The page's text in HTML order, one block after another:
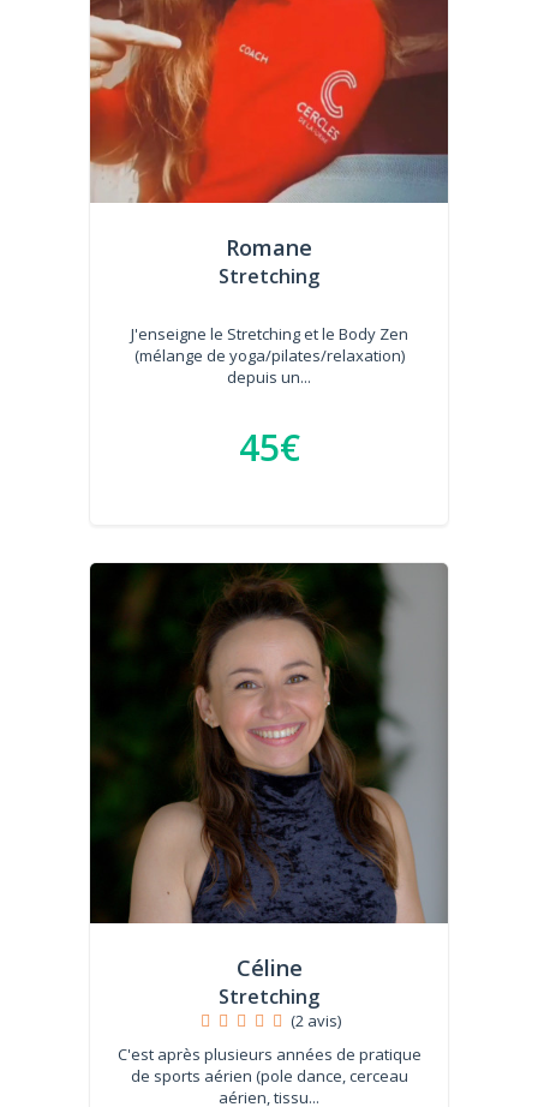
Romane
Stretching
J'enseigne le Stretching et le Body Zen
(mélange de yoga/pilates/relaxation)
depuis un...
45€
Céline
Stretching
(2 avis)
C'est après plusieurs années de pratique
de sports aérien (pole dance, cerceau
aérien, tissu...